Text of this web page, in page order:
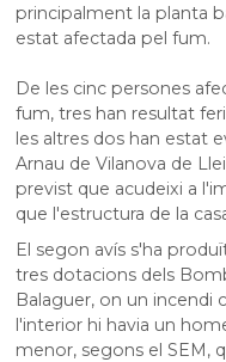
principalment la planta
estat afectada pel fum.
De les cinc persones
fum, tres han resultat
les altres dos han estat
Arnau de Vilanova de
previst que acudeixi a
que l'estructura de la
El segon avís s'ha
tres dotacions dels
Balaguer, on un incendi
l'interior hi havia un
menor, segons el SEM,